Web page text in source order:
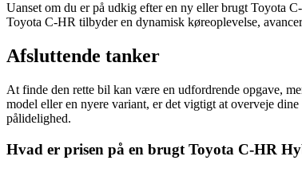
Uanset om du er på udkig efter en ny eller brugt Toyota
Toyota C-HR tilbyder en dynamisk køreoplevelse,
Afsluttende tanker
At finde den rette bil kan være en udfordrende opgave,
model eller en nyere variant, er det vigtigt at overveje
pålidelighed.
Hvad er prisen på en brugt Toyota C-HR